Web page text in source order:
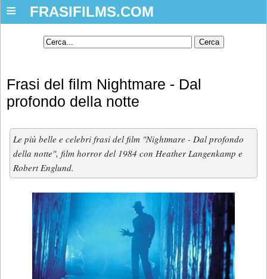
FRASIFILMS.COM
≡
Frasi del film Nightmare - Dal
profondo della notte
Le più belle e celebri frasi del film "Nightmare - Dal profondo
della notte", film horror del 1984 con Heather Langenkamp e
Robert Englund.